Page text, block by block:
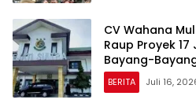
CV Wahana
Raup Proyek
Bayang-
Kasipenkum:
Polda Sultra
BERITA Juli 16,